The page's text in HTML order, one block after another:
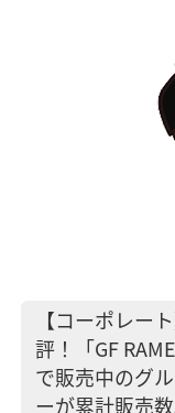
【コーポレー
評！「GF
で販売中のグ
ーが累計販売